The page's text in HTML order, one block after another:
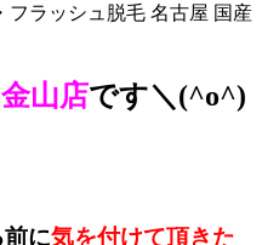
フラッシュ脱毛 名古屋 国産
山店です＼(^o^)
に気を付けて頂きた